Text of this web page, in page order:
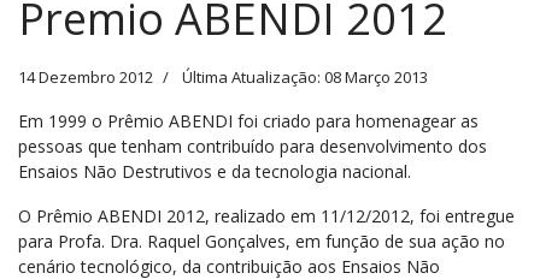
Premio ABENDI 2012
14 Dezembro 2012 Última Atualização: 08 Março 2013
Em 1999 o Prêmio ABENDI foi criado para homenagear as
pessoas que tenham contribuído para desenvolvimento dos
Ensaios Não Destrutivos e da tecnologia nacional.
O Prêmio ABENDI 2012, realizado em 11/12/2012, foi entregue
para Profa. Dra. Raquel Gonçalves, em função de sua ação no
cenário tecnológico, da contribuição aos Ensaios Não